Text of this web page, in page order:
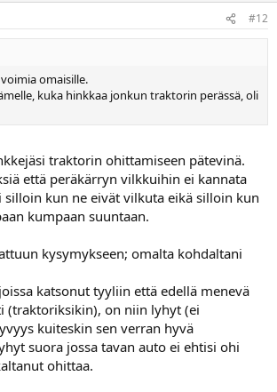
#12
omaisille.
kuka hinkkaa jonkun traktorin perässä, oli
traktorin ohittamiseen pätevinä.
että peräkärryn vilkkuihin ei kannata
silloin kun ne eivät vilkuta eikä silloin kun
kumpaan suuntaan.
kysymykseen; omalta kohdaltani
katsonut tyyliin että edellä menevä
(traktoriksikin), on niin lyhyt (ei
kuiteskin sen verran hyvä
suora jossa tavan auto ei ehtisi ohi
ohittaa.